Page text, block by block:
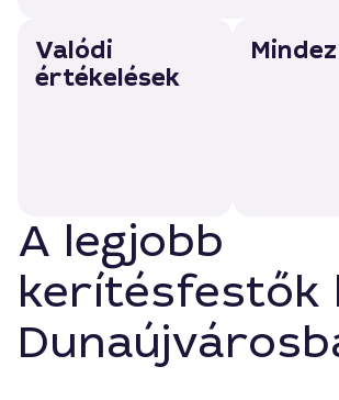
Valódi
értékelések
A legjobb
kerítésfestők